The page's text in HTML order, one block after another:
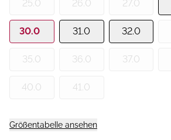
25.0 26.0 27.0
30.0 31.0 32.0
35.0 36.0 37.0
40.0 41.0
Größentabelle ansehen